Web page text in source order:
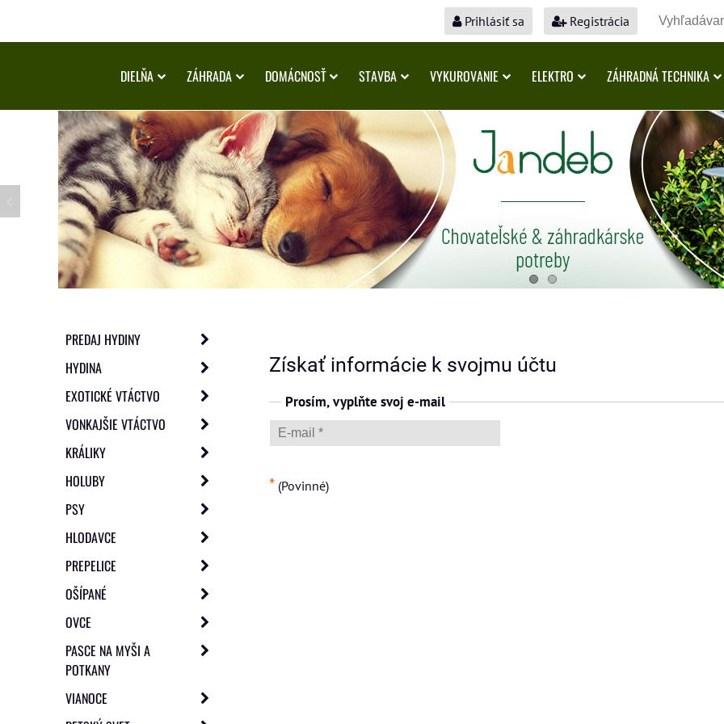
Prihlásiť sa Registrácia
DIELŇA ZÁHRADA DOMÁCNOSŤ STAVBA VYKUROVANIE ELEKTRO ZÁHRADNÁ TECHNIKA
Získať informácie k svojmu účtu
Prosím, vyplňte svoj e-mail
* (Povinné)
PREDAJ HYDINY
HYDINA
EXOTICKÉ VTÁCTVO
VONKAJŠIE VTÁCTVO
KRÁLIKY
HOLUBY
PSY
HLODAVCE
PREPELICE
OŠÍPANÉ
OVCE
PASCE NA MYŠI A
POTKANY
VIANOCE